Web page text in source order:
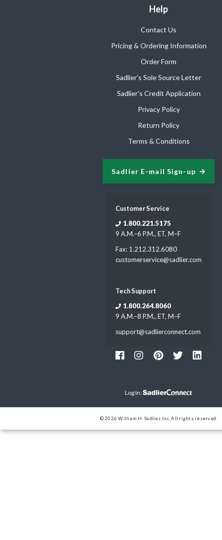
Help
Contact Us
Pricing & Ordering Information
Order Form
Sadlier’s Sole Source Letter
Sadlier’s Credit Application
Privacy Policy
Return Policy
Terms & Conditions
Sadlier E-mail Sign-up
Customer Service
1.800.221.5175
9 A.M.–6 P.M., ET, M–F
Fax: 1.212.312.6080
customerservice@sadlier.com
Tech Support
1.800.264.8060
9 A.M.–8 P.M., ET, M–F
support@sadlierconnect.com
Log In:
© 2026 William H. Sadlier, Inc. All rights reserved.